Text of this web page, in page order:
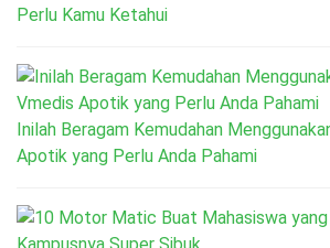
Perlu Kamu Ketahui
Inilah Beragam Kemudahan
Apotik yang Perlu Anda Pahami